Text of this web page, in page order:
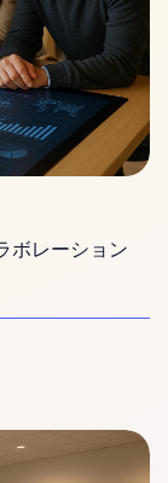
ボレーション